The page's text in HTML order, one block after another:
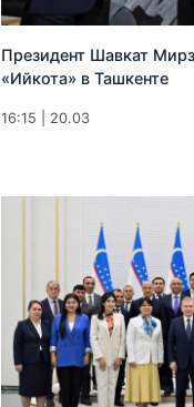
Президент Шавкат
«Ийкота» в Ташкенте
16:15 | 20.03